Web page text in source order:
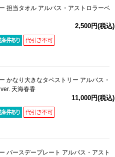
担当タオル アルバス・アストロラーベ
2,500円(税込)
かなり大きなタペストリー アルバス・
天海春香
11,000円(税込)
バースデープレート アルバス・アスト